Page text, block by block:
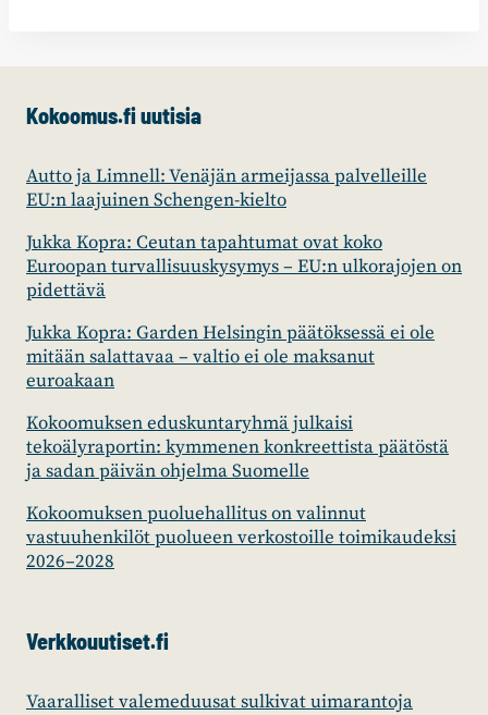
Kokoomus.fi uutisia
Autto ja Limnell: Venäjän armeijassa palvelleille
EU:n laajuinen Schengen-kielto
Jukka Kopra: Ceutan tapahtumat ovat koko
Euroopan turvallisuuskysymys – EU:n ulkorajojen on
pidettävä
Jukka Kopra: Garden Helsingin päätöksessä ei ole
mitään salattavaa – valtio ei ole maksanut
euroakaan
Kokoomuksen eduskuntaryhmä julkaisi
tekoälyraportin: kymmenen konkreettista päätöstä
ja sadan päivän ohjelma Suomelle
Kokoomuksen puoluehallitus on valinnut
vastuuhenkilöt puolueen verkostoille toimikaudeksi
2026–2028
Verkkouutiset.fi
Vaaralliset valemeduusat sulkivat uimarantoja